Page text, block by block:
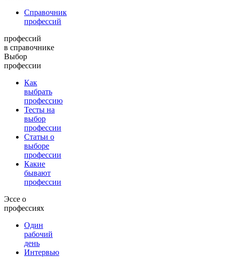
Справочник
профессий
профессий
в справочнике
Выбор
профессии
Как
выбрать
профессию
Тесты на
выбор
профессии
Статьи о
выборе
профессии
Какие
бывают
профессии
Эссе о
профессиях
Один
рабочий
день
Интервью